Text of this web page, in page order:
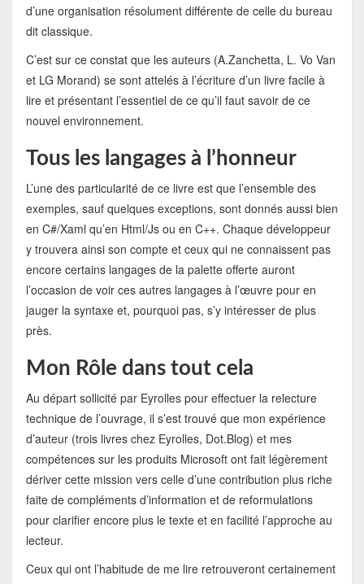
d’une organisation résolument différente de celle du bureau
dit classique.
C’est sur ce constat que les auteurs (A.Zanchetta, L. Vo Van
et LG Morand) se sont attelés à l’écriture d’un livre facile à
lire et présentant l’essentiel de ce qu’il faut savoir de ce
nouvel environnement.
Tous les langages à l’honneur
L’une des particularité de ce livre est que l’ensemble des
exemples, sauf quelques exceptions, sont donnés aussi bien
en C#/Xaml qu’en Html/Js ou en C++. Chaque développeur
y trouvera ainsi son compte et ceux qui ne connaissent pas
encore certains langages de la palette offerte auront
l’occasion de voir ces autres langages à l’œuvre pour en
jauger la syntaxe et, pourquoi pas, s’y intéresser de plus
près.
Mon Rôle dans tout cela
Au départ sollicité par Eyrolles pour effectuer la relecture
technique de l’ouvrage, il s’est trouvé que mon expérience
d’auteur (trois livres chez Eyrolles, Dot.Blog) et mes
compétences sur les produits Microsoft ont fait légèrement
dériver cette mission vers celle d’une contribution plus riche
faite de compléments d’information et de reformulations
pour clarifier encore plus le texte et en facilité l’approche au
lecteur.
Ceux qui ont l’habitude de me lire retrouveront certainement